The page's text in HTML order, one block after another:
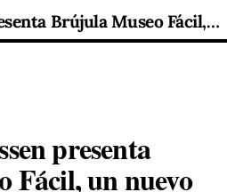
El Museo Thyssen presenta Brújula Museo Fácil, un nuevo recurso para facilitar visitas autónomas y accesibles
presenta
Fácil, un nuevo